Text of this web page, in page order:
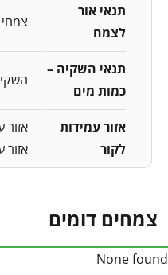
תנאי אור
לצמח
תנאי השקיה –
כמות מים
אזור עמידות
לקור
אזור
אזור
צמחים דומים
None found